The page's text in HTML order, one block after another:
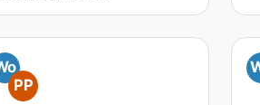
PP